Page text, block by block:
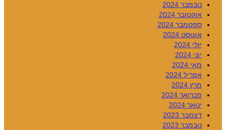
נובמבר 2024
אוקטובר 2024
ספטמבר 2024
אוגוסט 2024
יולי 2024
יוני 2024
מאי 2024
אפריל 2024
מרץ 2024
פברואר 2024
ינואר 2024
דצמבר 2023
נובמבר 2023